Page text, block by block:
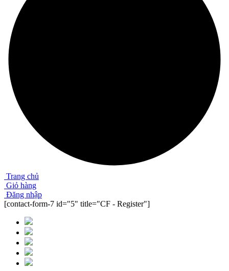
Trang chủ
Giỏ hàng
Đăng nhập
[contact-form-7 id="5" title="CF - Register"]